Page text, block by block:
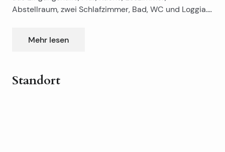
Abstellraum, zwei Schlafzimmer, Bad, WC und Loggia.
Mehr lesen
Standort